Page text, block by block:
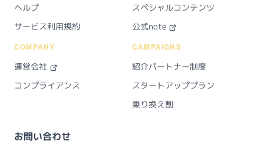
ヘルプ
サービス利用規約
スペシャルコンテンツ
公式note
COMPANY
運営会社
コンプライアンス
CAMPAIGNS
紹介パートナー制度
スタートアッププラン
乗り換え割
お問い合わせ